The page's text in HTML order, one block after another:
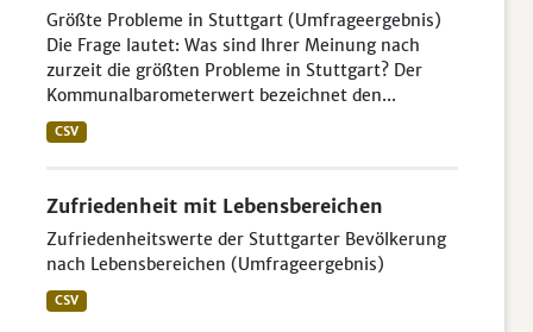
Größte Probleme in Stuttgart (Umfrageergebnis)
Die Frage lautet: Was sind Ihrer Meinung nach
zurzeit die größten Probleme in Stuttgart? Der
Kommunalbarometerwert bezeichnet den...
CSV
Zufriedenheit mit Lebensbereichen
Zufriedenheitswerte der Stuttgarter Bevölkerung
nach Lebensbereichen (Umfrageergebnis)
CSV